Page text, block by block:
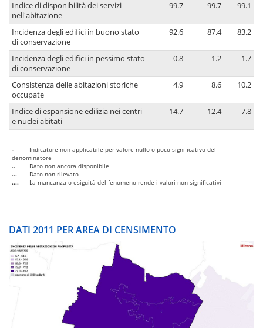
Indice di disponibilità dei servizi
nell'abitazione
99.7 99.7 99.1
Incidenza degli edifici in buono stato
di conservazione
92.6 87.4 83.2
Incidenza degli edifici in pessimo stato
di conservazione
0.8 1.2 1.7
Consistenza delle abitazioni storiche
occupate
4.9 8.6 10.2
Indice di espansione edilizia nei centri
e nuclei abitati
14.7 12.4 7.8
-
Indicatore non applicabile per valore nullo o poco significativo del
denominatore
..
Dato non ancora disponibile
...
Dato non rilevato
....
La mancanza o esiguità del fenomeno rende i valori non significativi
DATI 2011 PER AREA DI CENSIMENTO